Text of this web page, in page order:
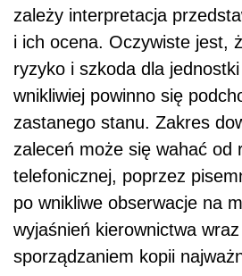
zależy interpretacja
i ich ocena. Oczywiste jest,
ryzyko i szkoda dla
wnikliwiej powinno się
zastanego stanu. Zakres
zaleceń może się wahać od
telefonicznej, poprzez
po wnikliwe obserwacje na
wyjaśnień kierownictwa
sporządzaniem kopii